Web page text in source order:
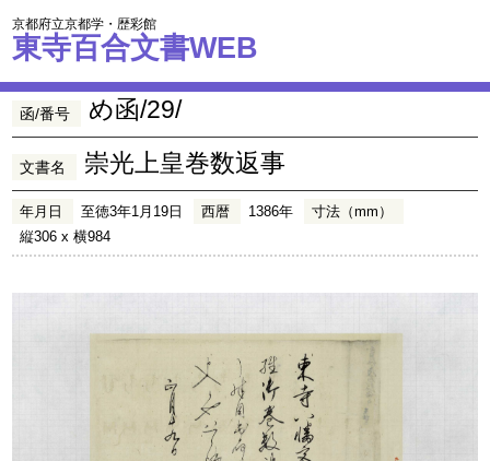
京都府立京都学・歴彩館
東寺百合文書WEB
函/番号 め函/29/
文書名 崇光上皇巻数返事
年月日 至徳3年1月19日 西暦 1386年
寸法（mm）
縦306 x 横984